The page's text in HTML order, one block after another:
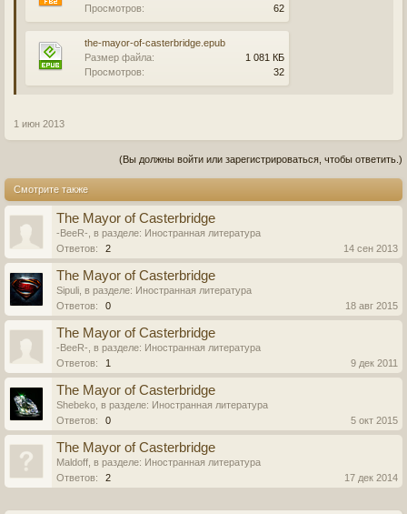
Просмотров:
62
the-mayor-of-casterbridge.epub
Размер файла:
1 081 КБ
Просмотров:
32
1 июн 2013
(Вы должны войти или зарегистрироваться, чтобы ответить.)
Смотрите также
The Mayor of Casterbridge
-BeeR- , в разделе: Иностранная литература
Ответов:
2 14 сен 2013
The Mayor of Casterbridge
Sipuli , в разделе: Иностранная литература
Ответов:
0 18 авг 2015
The Mayor of Casterbridge
-BeeR- , в разделе: Иностранная литература
Ответов:
1 9 дек 2011
The Mayor of Casterbridge
Shebeko , в разделе: Иностранная литература
Ответов:
0 5 окт 2015
The Mayor of Casterbridge
Maldoff , в разделе: Иностранная литература
Ответов:
2 17 дек 2014